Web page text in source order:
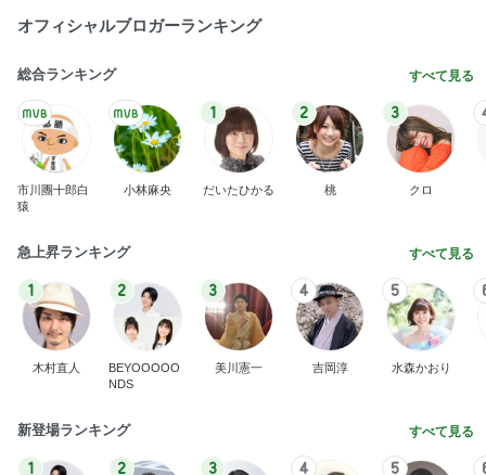
オフィシャルブロガーランキング
総合ランキング すべて見る
市川團十郎白
猿
小林麻央
1
だいたひかる
2
桃
3
クロ
急上昇ランキング すべて見る
1
木村直人
2
BEYOOOOO
NDS
3
美川憲一
4
吉岡淳
5
水森かおり
新登場ランキング すべて見る
1 2 3 4 5